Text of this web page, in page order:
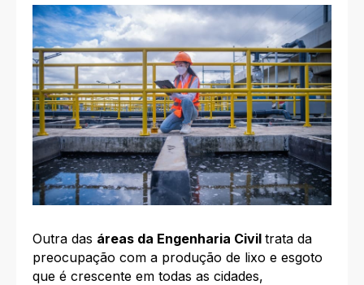
Outra das áreas da Engenharia Civil trata da
preocupação com a produção de lixo e esgoto
que é crescente em todas as cidades,